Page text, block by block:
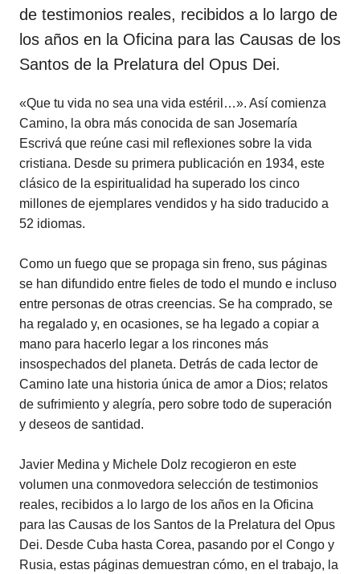
de testimonios reales, recibidos a lo largo de
los años en la Oficina para las Causas de los
Santos de la Prelatura del Opus Dei.
«Que tu vida no sea una vida estéril…». Así comienza
Camino, la obra más conocida de san Josemaría
Escrivá que reúne casi mil reflexiones sobre la vida
cristiana. Desde su primera publicación en 1934, este
clásico de la espiritualidad ha superado los cinco
millones de ejemplares vendidos y ha sido traducido a
52 idiomas.
Como un fuego que se propaga sin freno, sus páginas
se han difundido entre fieles de todo el mundo e incluso
entre personas de otras creencias. Se ha comprado, se
ha regalado y, en ocasiones, se ha legado a copiar a
mano para hacerlo legar a los rincones más
insospechados del planeta. Detrás de cada lector de
Camino late una historia única de amor a Dios; relatos
de sufrimiento y alegría, pero sobre todo de superación
y deseos de santidad.
Javier Medina y Michele Dolz recogieron en este
volumen una conmovedora selección de testimonios
reales, recibidos a lo largo de los años en la Oficina
para las Causas de los Santos de la Prelatura del Opus
Dei. Desde Cuba hasta Corea, pasando por el Congo y
Rusia, estas páginas demuestran cómo, en el trabajo, la